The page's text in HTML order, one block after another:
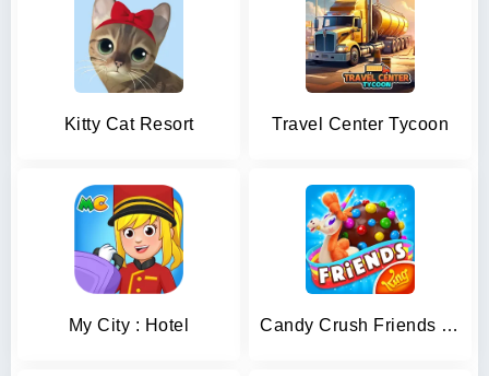
Kitty Cat Resort Travel Center Tycoon
My City : Hotel Candy Crush Friends Saga